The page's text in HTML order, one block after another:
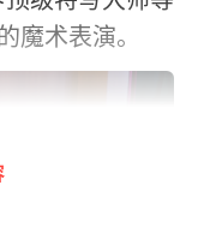
魔术表演。